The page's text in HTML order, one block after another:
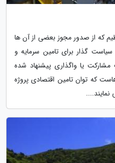
که از صدور مجوز بعضی از آن ها
سیاست گذار برای تامین سرمایه و
مشارکت یا واگذاری پیشنهاد شده
که توان تامین اقتصادی پروژه